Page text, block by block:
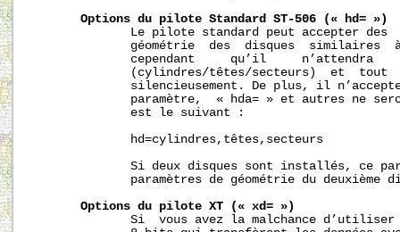
Options du pilote Standard ST-506 (« hd= »)
Le pilote standard peut accepter des
géométrie  des  disques  similaires
cependant     qu’il     n’attendra
(cylindres/têtes/secteurs)  et  tout
silencieusement. De plus, il
paramètre,  « hda= » et autres ne
              est le suivant :
              hd=cylindres,têtes,secteurs
Si deux disques sont installés, ce
paramètres de géométrie du deuxième
Options du pilote XT (« xd= »)
Si  vous avez la malchance